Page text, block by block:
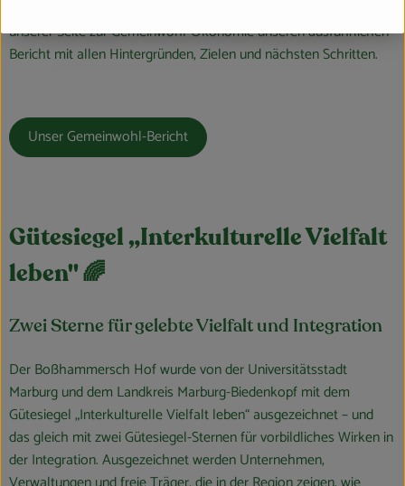
unserer Seite zur Gemeinwohl-Ökonomie unseren ausführlichen
Bericht mit allen Hintergründen, Zielen und nächsten Schritten.
Unser Gemeinwohl-Bericht
Gütesiegel „Interkulturelle Vielfalt
leben" 🌈
Zwei Sterne für gelebte Vielfalt und Integration
Der Boßhammersch Hof wurde von der Universitätsstadt
Marburg und dem Landkreis Marburg-Biedenkopf mit dem
Gütesiegel „Interkulturelle Vielfalt leben“ ausgezeichnet – und
das gleich mit zwei Gütesiegel-Sternen für vorbildliches Wirken in
der Integration. Ausgezeichnet werden Unternehmen,